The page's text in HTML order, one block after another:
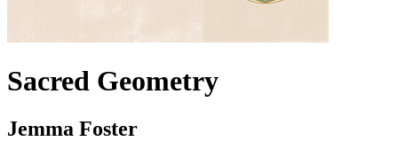
Sacred Geometry
Jemma Foster